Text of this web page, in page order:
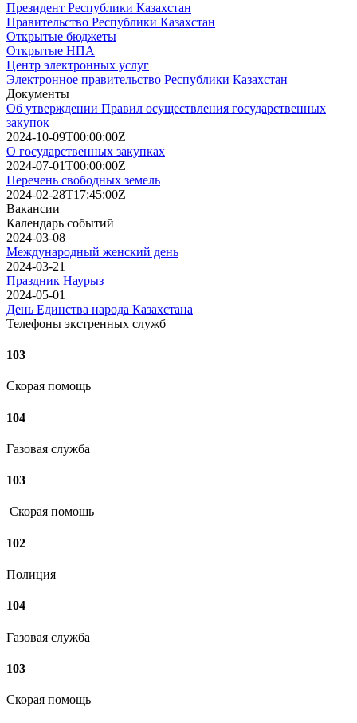
Президент Республики Казахстан
Правительство Республики Казахстан
Открытые бюджеты
Открытые НПА
Центр электронных услуг
Электронное правительство Республики Казахстан
Документы
Об утверждении Правил осуществления государственных
закупок
2024-10-09T00:00:00Z
О государственных закупках
2024-07-01T00:00:00Z
Перечень свободных земель
2024-02-28T17:45:00Z
Вакансии
Календарь событий
2024-03-08
Международный женский день
2024-03-21
Праздник Наурыз
2024-05-01
День Единства народа Казахстана
Телефоны экстренных служб
103
Скорая помощь
104
Газовая служба
103
Скорая помошь
102
Полиция
104
Газовая служба
103
Скорая помощь